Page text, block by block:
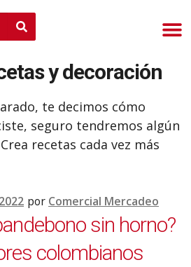
y decoración
te decimos cómo
seguro tendremos algún
recetas cada vez más
por Comercial Mercadeo
sin horno?
colombianos